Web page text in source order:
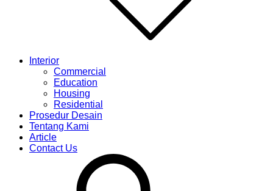
Interior
Commercial
Education
Housing
Residential
Prosedur Desain
Tentang Kami
Article
Contact Us